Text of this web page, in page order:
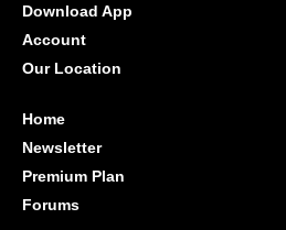
Download App
Account
Our Location
Home
Newsletter
Premium Plan
Forums